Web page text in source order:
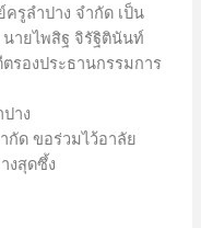
รูลำปาง จำกัด เป็น
ายไพสิฐ จิรัฐิตินันท์
รองประธานกรรมการ
าง
ด ขอร่วมไว้อาลัย
งสุดซึ้ง